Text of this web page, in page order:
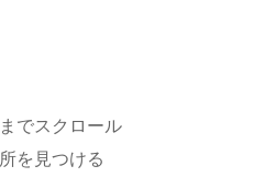
でスクロール
を見つける